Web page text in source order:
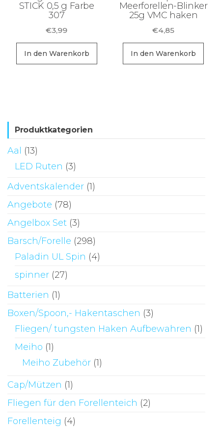
STICK 0,5 g Farbe
307
€3,99
In den Warenkorb
Meerforellen-Blinker
25g VMC haken
€4,85
In den Warenkorb
Produktkategorien
Aal
(13)
LED Ruten (3)
Adventskalender (1)
Angebote (78)
Angelbox Set (3)
Barsch/Forelle (298)
Paladin UL Spin (4)
spinner (27)
Batterien (1)
Boxen/Spoon,- Hakentaschen (3)
Fliegen/ tungsten Haken Aufbewahren (1)
Meiho (1)
Meiho Zubehör (1)
Cap/Mützen (1)
Fliegen für den Forellenteich (2)
Forellenteig (4)